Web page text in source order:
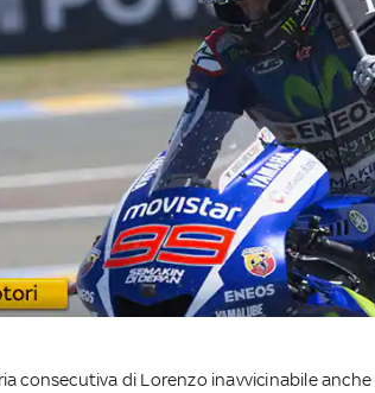
consecutiva di Lorenzo inavvicinabile anche